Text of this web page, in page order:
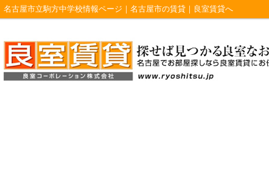
名古屋市立駒方中学校情報ページ｜名古屋市の賃貸｜良室賃貸へ